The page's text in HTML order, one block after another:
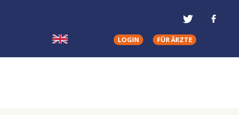
LOGIN FÜR ÄRZTE